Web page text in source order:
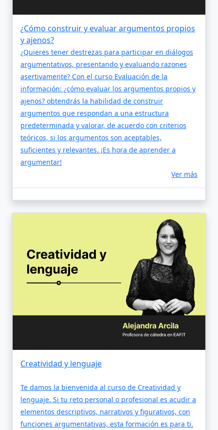
¿Cómo construir y evaluar argumentos propios
y ajenos?
¿Quieres tener destrezas para participar en diálogos
argumentativos, presentando y evaluando razones
asertivamente? Con el curso Evaluación de la
información: ¿cómo evaluar los argumentos propios y
ajenos? obtendrás la habilidad de construir
argumentos que respondan a una estructura
predeterminada y valorar, de acuerdo con criterios
teóricos, si los argumentos son aceptables,
suficientes y relevantes. ¡Es hora de aprender a
argumentar!
Ver más
Creatividad y lenguaje
Te damos la bienvenida al curso de Creatividad y
lenguaje. Si tu reto personal o profesional es acudir a
elementos descriptivos, narrativos y figurativos, con
funciones argumentativas, esta formación es para ti.